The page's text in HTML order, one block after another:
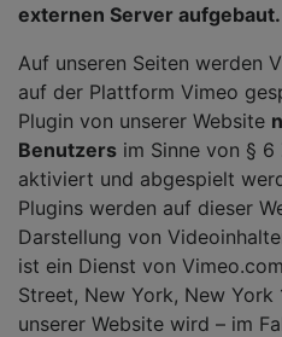
externen Server aufgebaut.
Auf unseren Seiten werden
auf der Plattform Vimeo
Plugin von unserer Website
Benutzers im Sinne von §
aktiviert und abgespielt
Plugins werden auf dieser
Darstellung von
ist ein Dienst von
Street, New York, New York
unserer Website wird – im